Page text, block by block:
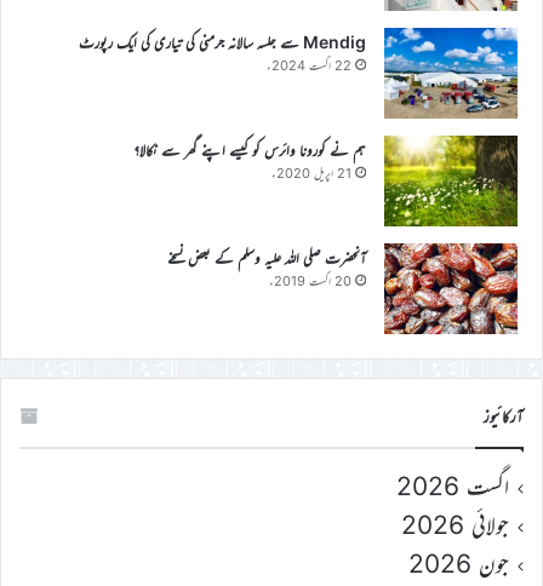
Mendig سے جلسہ سالانہ جرمنی کی تیاری کی ایک رپورٹ
22 اگست 2024ء
ہم نے کورونا وائرس کو کیسے اپنے گھر سے نکالا؟
21 اپریل 2020ء
آنحضرت صلی اللہ علیہ وسلم کے بعض نسخے
20 اگست 2019ء
آرکائیوز
اگست 2026
جولائی 2026
جون 2026